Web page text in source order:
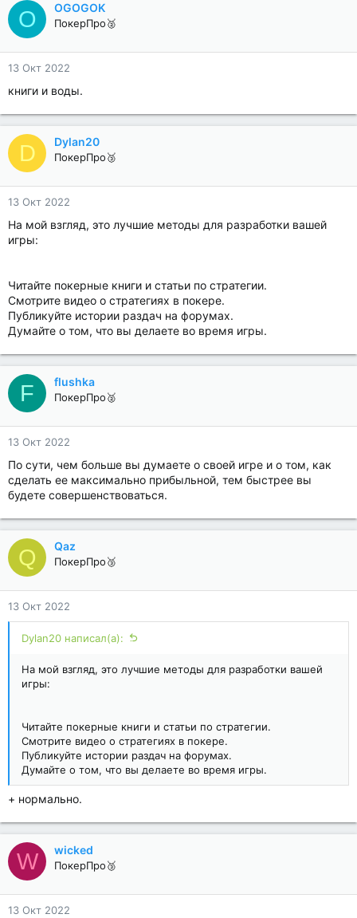
O OGOGOK
ПокерПро🥈
13 Окт 2022
книги и воды.
D Dylan20
ПокерПро🥉
13 Окт 2022
На мой взгляд, это лучшие методы для разработки вашей
игры:
Читайте покерные книги и статьи по стратегии.
Смотрите видео о стратегиях в покере.
Публикуйте истории раздач на форумах.
Думайте о том, что вы делаете во время игры.
F flushka
ПокерПро🥈
13 Окт 2022
По сути, чем больше вы думаете о своей игре и о том, как
сделать ее максимально прибыльной, тем быстрее вы
будете совершенствоваться.
Q Qaz
ПокерПро🥉
13 Окт 2022
Dylan20 написал(а):
На мой взгляд, это лучшие методы для разработки вашей
игры:
Читайте покерные книги и статьи по стратегии.
Смотрите видео о стратегиях в покере.
Публикуйте истории раздач на форумах.
Думайте о том, что вы делаете во время игры.
+ нормально.
W wicked
ПокерПро🥉
13 Окт 2022